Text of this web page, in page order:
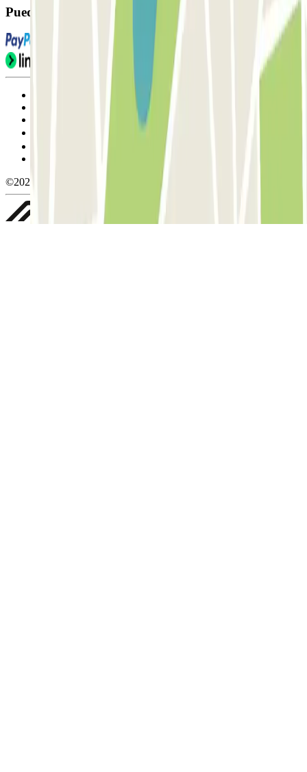
Puedes utilizar estos métodos de pago:
Condiciones de uso y contratación
Condiciones de cancelación
Política de cookies
Política de privacidad
©2026 Parclick. All rights reserved